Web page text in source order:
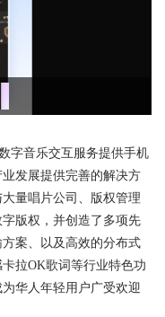
字音乐交互服务提供手机
发展提供完善的解决方
量唱片公司、版权管理
版权，并创造了多项先
案、以及高效的分布式
拉OK歌词等行业特色功
华人年轻用户广受欢迎